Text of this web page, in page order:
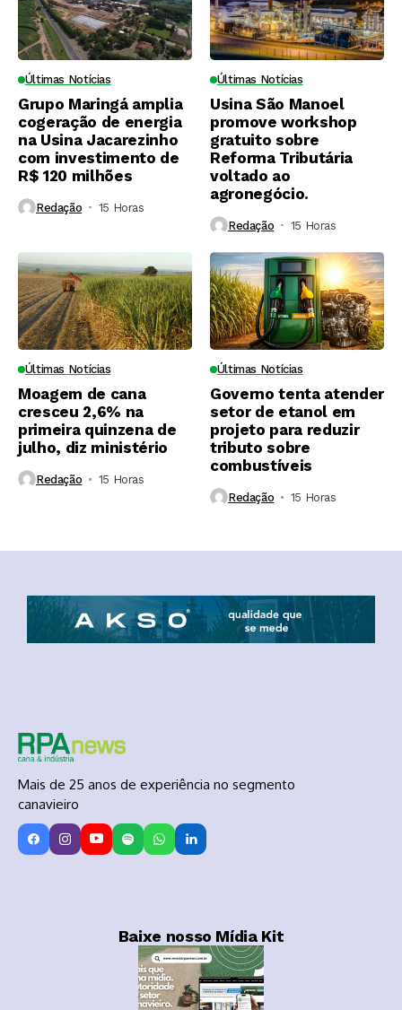
Últimas Notícias
Grupo Maringá amplia
cogeração de energia
na Usina Jacarezinho
com investimento de
R$ 120 milhões
Redação 15 Horas ⁮
Últimas Notícias
Usina São Manoel
promove workshop
gratuito sobre
Reforma Tributária
voltado ao
agronegócio.
Redação 15 Horas ⁮
Últimas Notícias
Moagem de cana
cresceu 2,6% na
primeira quinzena de
julho, diz ministério
Redação 15 Horas ⁮
Últimas Notícias
Governo tenta atender
setor de etanol em
projeto para reduzir
tributo sobre
combustíveis
Redação 15 Horas ⁮
Mais de 25 anos de experiência no segmento
canavieiro
Baixe nosso Mídia Kit